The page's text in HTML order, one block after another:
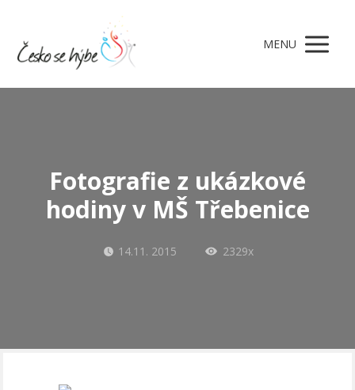
MENU
Fotografie z ukázkové
hodiny v MŠ Třebenice
14.11. 2015 2329x